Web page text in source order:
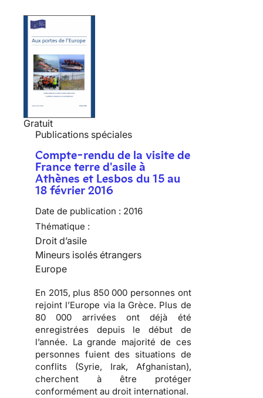
Gratuit
Publications spéciales
Compte-rendu de la visite de
France terre d'asile à
Athènes et Lesbos du 15 au
18 février 2016
Date de publication : 2016
Thématique :
Droit d’asile
Mineurs isolés étrangers
Europe
En 2015, plus 850 000 personnes ont
rejoint l’Europe via la Grèce. Plus de
80 000 arrivées ont déjà été
enregistrées depuis le début de
l’année. La grande majorité de ces
personnes fuient des situations de
conflits (Syrie, Irak, Afghanistan),
cherchent à être protéger
conformément au droit international.